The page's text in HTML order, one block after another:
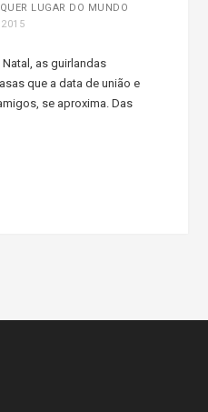
LUGAR DO MUNDO
as guirlandas
que a data de união e
se aproxima. Das